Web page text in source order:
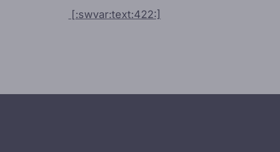
[:swvar:text:422:]